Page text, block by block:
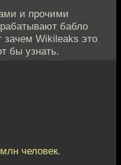
и прочими
бабло
зачем Wikileaks это
бы узнать.
человек.